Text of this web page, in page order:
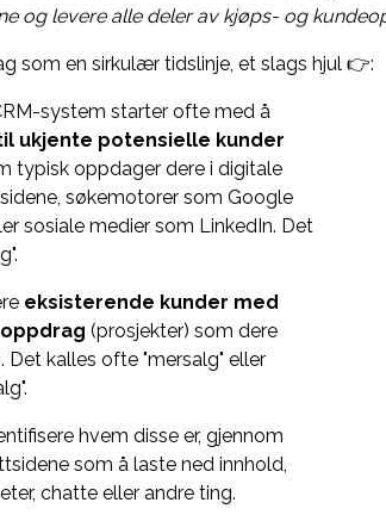
og levere alle deler av kjøps- og
som en sirkulær tidslinje, et slags hjul 👉:
system starter ofte med å
ukjente potensielle kunder
typisk oppdager dere i digitale
søkemotorer som Google
sosiale medier som LinkedIn. Det
eksisterende kunder med
(prosjekter) som dere
Det kalles ofte "mersalg" eller
hvem disse er, gjennom
som å laste ned innhold,
chatte eller andre ting.